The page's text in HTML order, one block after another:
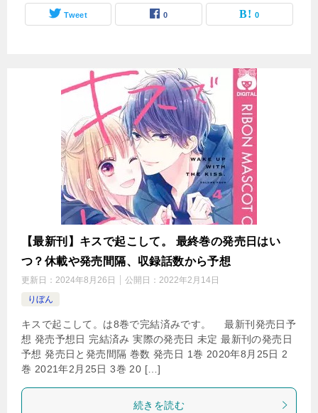
Tweet 0 0
【最新刊】キスで起こして。 最終巻の発売日はい
つ？休載や発売間隔、収録話数から予想
更新日： 2024年8月26日 公開日： 2022年2月14日
りぼん
キスで起こして。は8巻で完結済みです。 最新刊発売日予
想 発売予想日 完結済み 実際の発売日 未定 最新刊の発売日
予想 発売日と発売間隔 巻数 発売日 1巻 2020年8月25日 2
巻 2021年2月25日 3巻 20 […]
続きを読む